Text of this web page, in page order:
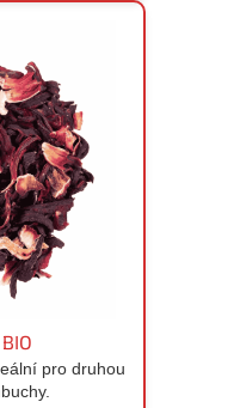
pro druhou